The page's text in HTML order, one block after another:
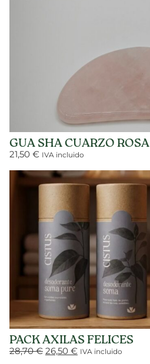
GUA SHA CUARZO
21,50 € IVA incluido
PACK AXILAS FELICES
28,70€ 26,50 € IVA incluido